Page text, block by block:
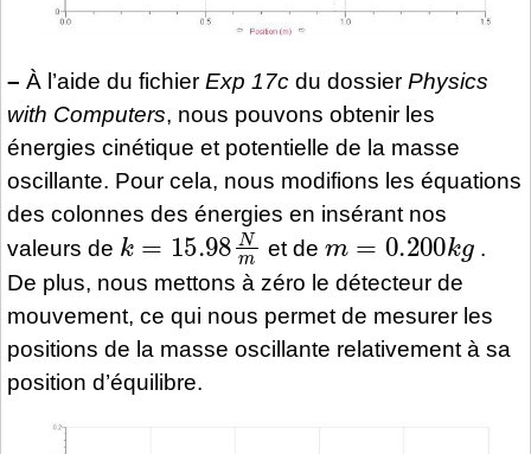
– À l’aide du fichier Exp 17c du dossier Physics
with Computers, nous pouvons obtenir les
énergies cinétique et potentielle de la masse
oscillante. Pour cela, nous modifions les équations
des colonnes des énergies en insérant nos
valeurs de
k= 15.98Nm
et de
m=0.200kg
.
De plus, nous mettons à zéro le détecteur de
mouvement, ce qui nous permet de mesurer les
positions de la masse oscillante relativement à sa
position d’équilibre.